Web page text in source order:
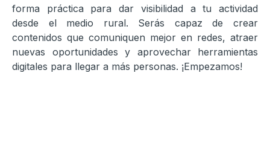
forma práctica para dar visibilidad a tu actividad
desde el medio rural. Serás capaz de crear
contenidos que comuniquen mejor en redes, atraer
nuevas oportunidades y aprovechar herramientas
digitales para llegar a más personas. ¡Empezamos!